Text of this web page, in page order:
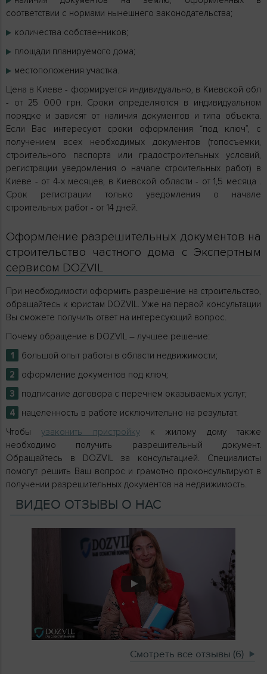
соответствии с нормами нынешнего законодательства;
количества собственников;
площади планируемого дома;
местоположения участка.
Цена в Киеве - формируется индивидуально, в Киевской обл
- от 25 000 грн. Сроки определяются в индивидуальном
порядке и зависят от наличия документов и типа объекта.
Если Вас интересуют сроки оформления “под ключ”, с
получением всех необходимых документов (топосъемки,
строительного паспорта или градостроительных условий,
регистрации уведомления о начале строительных работ) в
Киеве - от 4-х месяцев, в Киевской области - от 1,5 месяца .
Срок регистрации только уведомления о начале
строительных работ - от 14 дней.
Оформление разрешительных документов на
строительство частного дома с Экспертным
сервисом DOZVIL
При необходимости оформить разрешение на строительство,
обращайтесь к юристам DOZVIL. Уже на первой консультации
Вы сможете получить ответ на интересующий вопрос.
Почему обращение в DOZVIL – лучшее решение:
большой опыт работы в области недвижимости;
оформление документов под ключ;
подписание договора с перечнем оказываемых услуг;
нацеленность в работе исключительно на результат.
Чтобыузаконить пристройкук жилому дому также
необходимо получить разрешительный документ.
Обращайтесь в DOZVIL за консультацией. Специалисты
помогут решить Ваш вопрос и грамотно проконсультируют в
получении разрешительных документов на недвижимость.
ВИДЕО ОТЗЫВЫ О НАС
Смотреть все отзывы (6)